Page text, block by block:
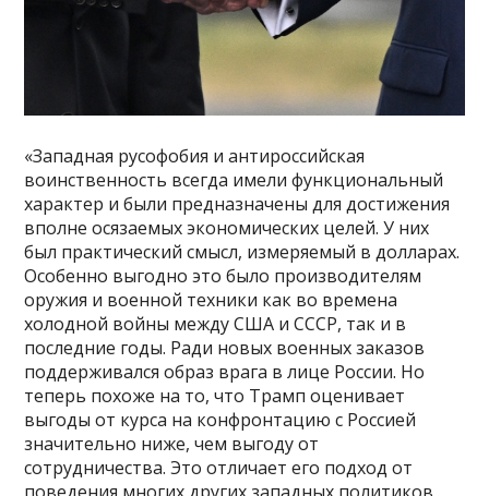
«Западная русофобия и антироссийская
воинственность всегда имели функциональный
характер и были предназначены для достижения
вполне осязаемых экономических целей. У них
был практический смысл, измеряемый в долларах.
Особенно выгодно это было производителям
оружия и военной техники как во времена
холодной войны между США и СССР, так и в
последние годы. Ради новых военных заказов
поддерживался образ врага в лице России. Но
теперь похоже на то, что Трамп оценивает
выгоды от курса на конфронтацию с Россией
значительно ниже, чем выгоду от
сотрудничества. Это отличает его подход от